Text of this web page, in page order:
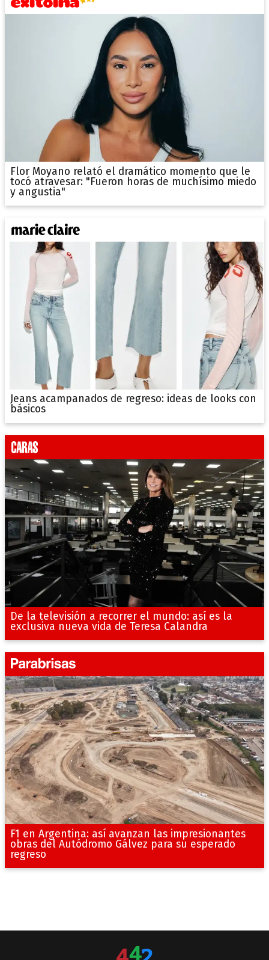
Flor Moyano relató el dramático momento que le
tocó atravesar: "Fueron horas de muchísimo miedo
y angustia"
Jeans acampanados de regreso: ideas de looks con
básicos
De la televisión a recorrer el mundo: así es la
exclusiva nueva vida de Teresa Calandra
F1 en Argentina: así avanzan las impresionantes
obras del Autódromo Gálvez para su esperado
regreso